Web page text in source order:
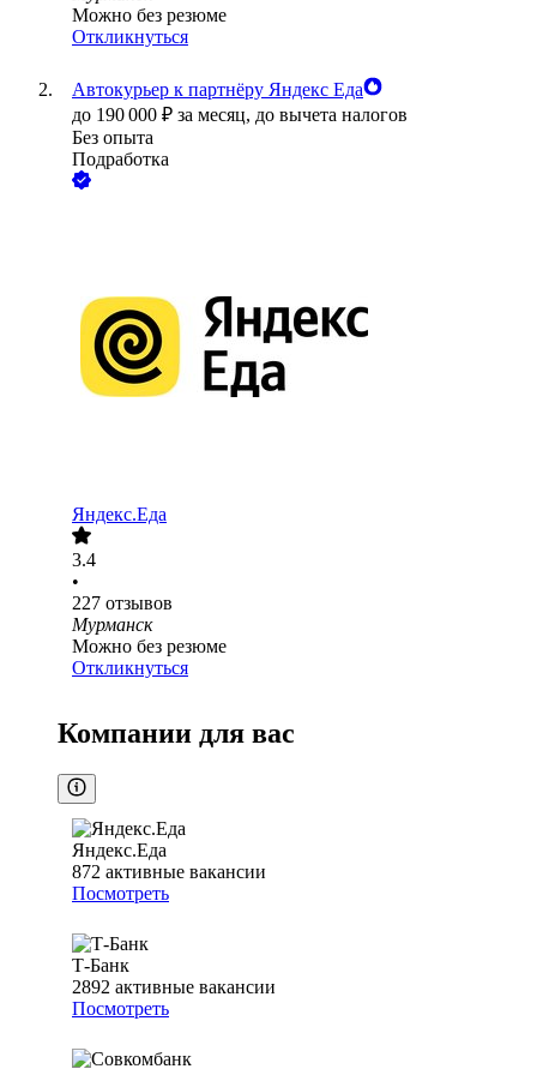
Можно без резюме
Откликнуться
Автокурьер к партнёру Яндекс Еда
до 190 000 ₽ за месяц, до вычета налогов
Без опыта
Подработка
Яндекс.Еда
3.4
•
227 отзывов
Мурманск
Можно без резюме
Откликнуться
Компании для вас
Яндекс.Еда
872 активные вакансии
Посмотреть
Т-Банк
2892 активные вакансии
Посмотреть